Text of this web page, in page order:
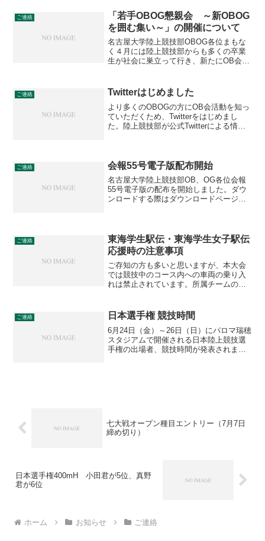
る広告について問い合わせがありまし
た。お問い合わせ下さっ...
ご連絡
「若手OBOG懇親会 ～新OBOG
を囲む集い～」の開催について
名古屋大学陸上競技部OBOG各位まもな
く４月には陸上競技部からも多くの卒業
生が社会に巣立って行き、新たにOB会に
して来ましたが、新OBOGの参加も限ら
れていました。...
ご連絡 Twitterはじめました
より多くのOBOGの方にOB会活動を知っ
ていただくため、Twitterをはじめまし
た。陸上競技部が公式Twitterによる情報
た...
ご連絡 会報55号電子版配布開始
名古屋大学陸上競技部OB、OG各位会報
55号電子版の配布を開始しました。ダウ
ンロードする際はダウンロードページに
信していますのでご確...
ご連絡
東海学生駅伝・東海学生女子駅伝
応援時の注意事項
ご存知の方も多いと思いますが、本大会
では競技中のコース内への車両の乗り入
れは禁止されています。所属チームのス
があった場合も所属全チームが失格にな
りますので、ご注意くだ...
ご連絡 日本選手権 競技時間
6月24日（金）～26日（日）にパロマ瑞穂
スタジアムで開催される日本陸上競技選
手権の出場者、競技時間が発表されまし
七大戦オープン種目エントリー（7月7日
締め切り）
日本選手権400mH 小田君が5位、真野
君が6位
ホーム お知らせ ご連絡